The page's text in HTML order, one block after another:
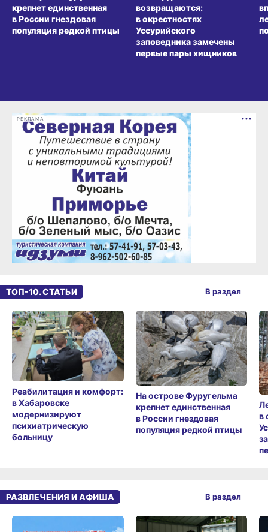
крепнет единственная
в России гнездовая
популяция редкой птицы
возвращаются:
в окрестностях
Уссурийского
заповедника замечены
первые пары хищников
РЕКЛАМА
ТОП-10. СТАТЬИ
Реабилитация и комфорт:
в Хабаровске
модернизируют
психиатрическую
больницу
На острове Фуругельма
крепнет единственная
в России гнездовая
популяция редкой птицы
в
В раздел
РАЗВЛЕЧЕНИЯ И АФИША В раздел